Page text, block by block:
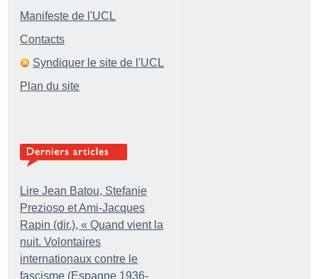
Manifeste de l'UCL
Contacts
Syndiquer le site de l'UCL
Plan du site
Lire Jean Batou, Stefanie
Prezioso et Ami-Jacques
Rapin (dir.), « Quand vient la
nuit. Volontaires
internationaux contre le
fascisme (Espagne 1936-